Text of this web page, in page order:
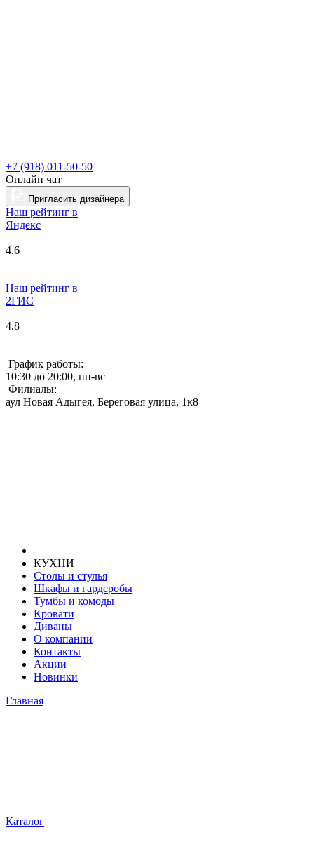
+7 (918) 011-50-50
Онлайн чат
Пригласить дизайнера
Наш рейтинг в
Яндекс
4.6
Наш рейтинг в
2ГИС
4.8
График работы:
10:30 до 20:00, пн-вс
Филиалы:
аул Новая Адыгея, Береговая улица, 1к8
КУХНИ
Столы и стулья
Шкафы и гардеробы
Тумбы и комоды
Кровати
Диваны
О компании
Контакты
Акции
Новинки
Главная
Каталог